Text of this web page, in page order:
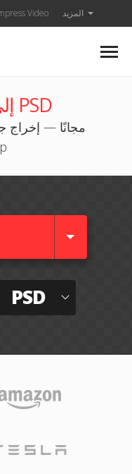
Video المزيد
محوّل HEIC إلى PSD
PSD